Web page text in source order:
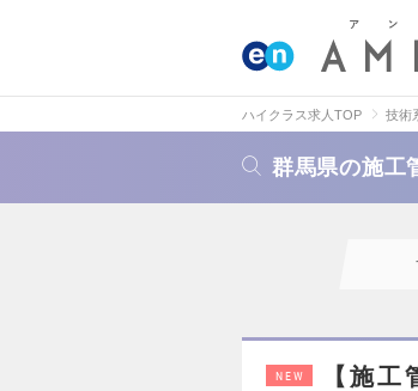
ハイクラス求人TOP 技術
群馬県の施工
NEW
【施